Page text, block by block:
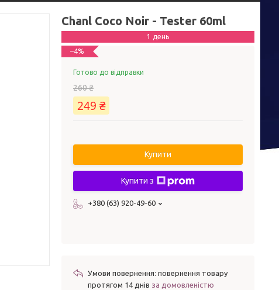
Chanl Coco Noir - Tester 60ml
1 день
–4%
Готово до відправки
260 ₴
249 ₴
Купити
Купити з
+380 (63) 920-49-60
повернення товару
протягом 14 днів за домовленістю